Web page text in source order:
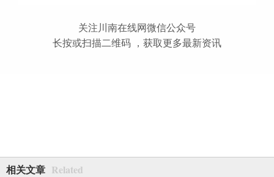
关注川南在线网微信公众号
长按或扫描二维码 ，获取更多最新资讯
相关文章 Related